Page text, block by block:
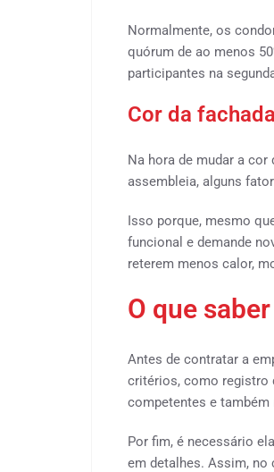
Normalmente, os
quórum de ao menos
participantes na
Cor da fachada
Na hora de mudar a
assembleia, alguns
Isso porque, mesmo
funcional e demande
reterem menos calor,
O que
Antes de contratar a
critérios, como registro
competentes e
Por fim, é necessário
em detalhes. Assim, no